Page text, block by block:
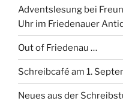
Adventslesung bei
Uhr im Friedenauer
Out of Friedenau …
Schreibcafé am 1.
Neues aus der